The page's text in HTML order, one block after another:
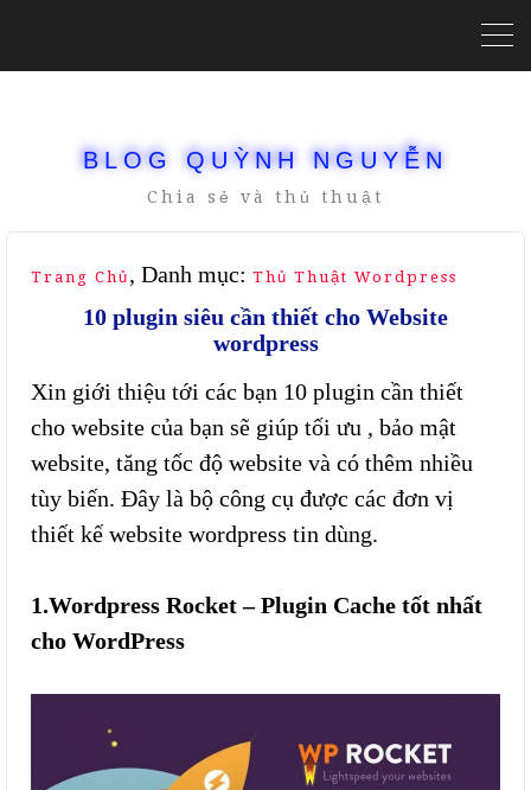
BLOG QUỲNH NGUYỄN
Chia sẻ và thủ thuật
Trang Chủ , Danh mục: Thủ Thuật Wordpress
10 plugin siêu cần thiết cho Website
wordpress
Xin giới thiệu tới các bạn 10 plugin cần thiết
cho website của bạn sẽ giúp tối ưu , bảo mật
website, tăng tốc độ website và có thêm nhiều
tùy biến. Đây là bộ công cụ được các đơn vị
thiết kế website wordpress tin dùng.
1.Wordpress Rocket – Plugin Cache tốt nhất
cho WordPress